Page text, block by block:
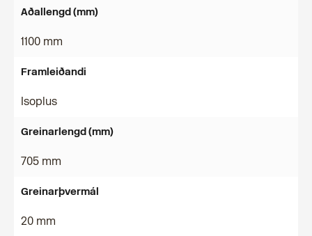
Aðallengd (mm)
1100 mm
Framleiðandi
Isoplus
Greinarlengd (mm)
705 mm
Greinarþvermál
20 mm